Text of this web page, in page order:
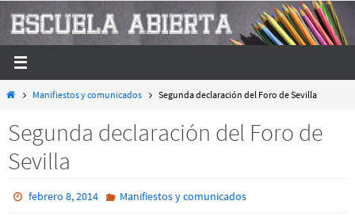
contenido
InicioManifiestos y comunicados Segunda declaración del Foro de Sevilla
Segunda declaración del Foro de
Sevilla
febrero 8, 2014 Manifiestos y comunicados